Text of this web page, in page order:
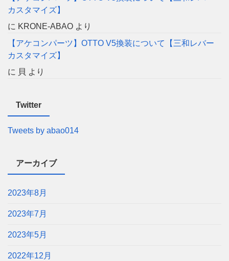
カスタマイズ】
に KRONE-ABAO より
【アケコンパーツ】OTTO V5換装について【三和レバー
カスタマイズ】
に 貝 より
Twitter
Tweets by abao014
アーカイブ
2023年8月
2023年7月
2023年5月
2022年12月